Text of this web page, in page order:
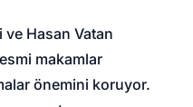
Hasan Vatan
makamlar
önemini koruyor.